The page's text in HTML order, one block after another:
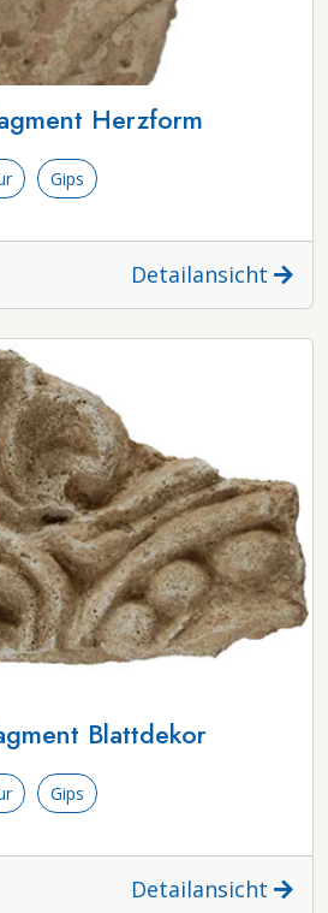
Herzform
Gips
Detailansicht
Blattdekor
Gips
Detailansicht